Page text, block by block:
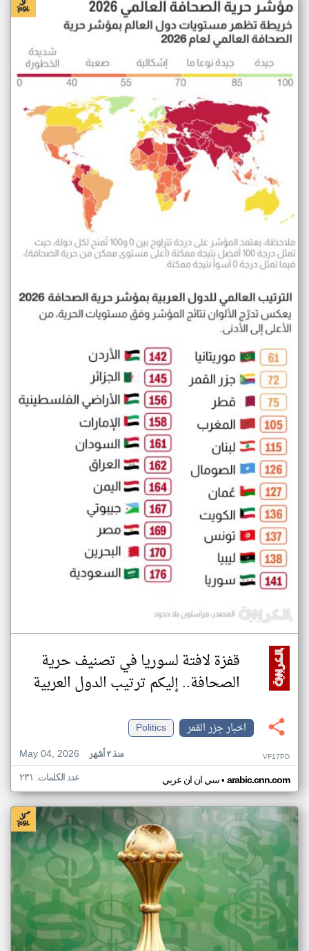
قفزة لافتة لسوريا في تصنيف حرية
الصحافة.. إليكم ترتيب الدول العربية
اخبار جزر القمر
Politics
May 04, 2026
منذ ٣ أشهر VF17PD
سي ان ان عربي• arabic.cnn.com عدد الكلمات: ٢٣١